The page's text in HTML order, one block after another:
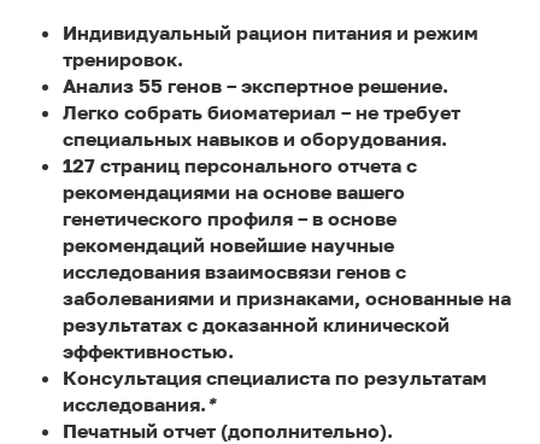
Индивидуальный рацион питания и режим
тренировок.
Анализ 55 генов – экспертное решение.
Легко собрать биоматериал – не требует
специальных навыков и оборудования.
127 страниц персонального отчета с
рекомендациями на основе вашего
генетического профиля – в основе
рекомендаций новейшие научные
исследования взаимосвязи генов с
заболеваниями и признаками, основанные на
результатах с доказанной клинической
эффективностью.
Консультация специалиста по результатам
исследования.*
Печатный отчет (дополнительно).